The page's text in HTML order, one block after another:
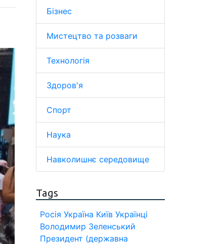
Бізнес
Мистецтво та розваги
Технологія
Здоров'я
Спорт
Наука
Навколишнє середовище
Tags
Росія Україна Київ Українці
Володимир Зеленський
Президент (державна